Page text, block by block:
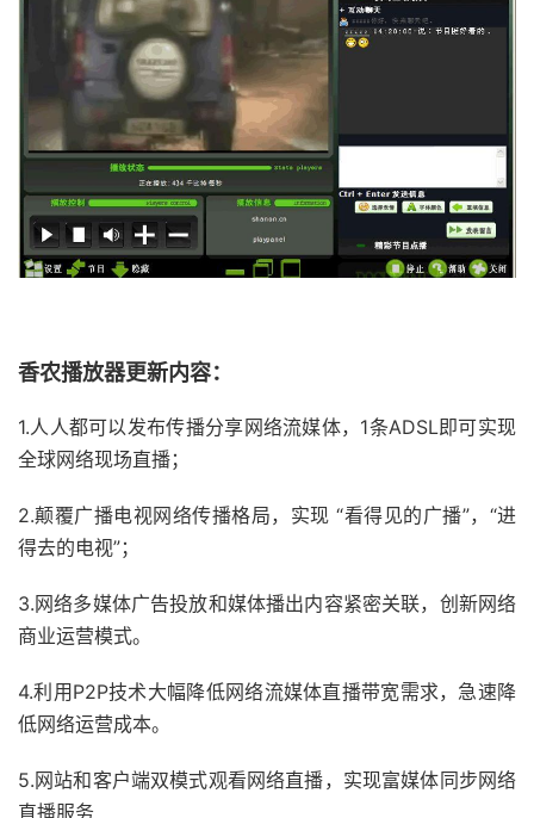
香农播放器更新内容：
1.人人都可以发布传播分享网络流媒体，1条ADSL即可实现
全球网络现场直播；
2.颠覆广播电视网络传播格局，实现 “看得见的广播”，“进
得去的电视”；
3.网络多媒体广告投放和媒体播出内容紧密关联，创新网络
商业运营模式。
4.利用P2P技术大幅降低网络流媒体直播带宽需求，急速降
低网络运营成本。
5.网站和客户端双模式观看网络直播，实现富媒体同步网络
直播服务